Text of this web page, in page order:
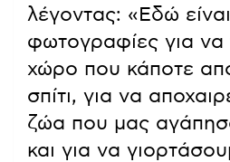
λέγοντας: «Εδώ
φωτογραφίες για να
χώρο που κάποτε
σπίτι, για να
ζώα που μας
και για να